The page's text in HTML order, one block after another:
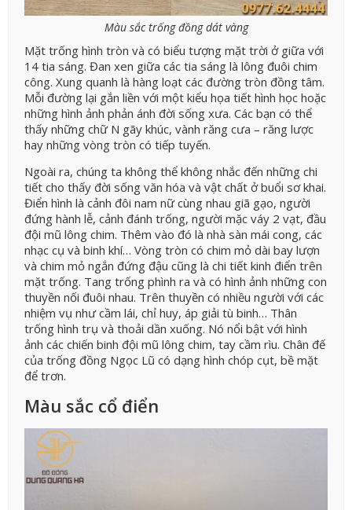
Màu sắc trống đồng dát vàng
Mặt trống hình tròn và có biểu tượng mặt trời ở giữa với
14 tia sáng. Đan xen giữa các tia sáng là lông đuôi chim
công. Xung quanh là hàng loạt các đường tròn đồng tâm.
Mỗi đường lại gắn liền với một kiểu họa tiết hình học hoặc
những hình ảnh phản ánh đời sống xưa. Các bạn có thể
thấy những chữ N gãy khúc, vành răng cưa – răng lược
hay những vòng tròn có tiếp tuyến.
Ngoài ra, chúng ta không thể không nhắc đến những chi
tiết cho thấy đời sống văn hóa và vật chất ở buổi sơ khai.
Điển hình là cảnh đôi nam nữ cùng nhau giã gạo, người
đứng hành lễ, cảnh đánh trống, người mặc váy 2 vạt, đầu
đội mũ lông chim. Thêm vào đó là nhà sàn mái cong, các
nhạc cụ và binh khí… Vòng tròn có chim mỏ dài bay lượn
và chim mỏ ngắn đứng đậu cũng là chi tiết kinh điển trên
mặt trống. Tang trống phình ra và có hình ảnh những con
thuyền nối đuôi nhau. Trên thuyền có nhiều người với các
nhiệm vụ như cầm lái, chỉ huy, áp giải tù binh… Thân
trống hình trụ và thoải dần xuống. Nó nổi bật với hình
ảnh các chiến binh đội mũ lông chim, tay cầm rìu. Chân đế
của trống đồng Ngọc Lũ có dạng hình chóp cụt, bề mặt
để trơn.
Màu sắc cổ điển